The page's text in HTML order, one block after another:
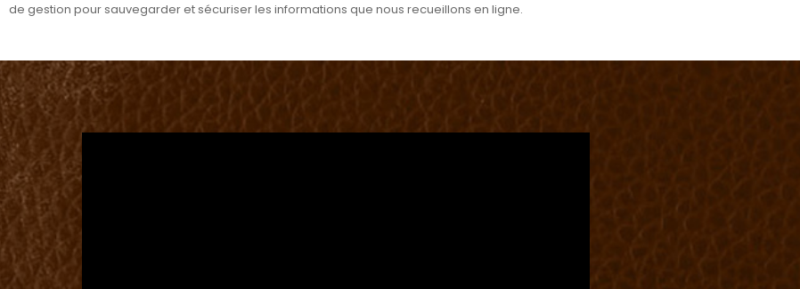
de gestion pour sauvegarder et sécuriser les informations que nous recueillons en ligne.